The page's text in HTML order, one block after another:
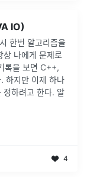
IO)
한번 알고리즘을
나에게 문제로
록을 보면 C++,
하지만 이제 하나
정하려고 한다. 알
4